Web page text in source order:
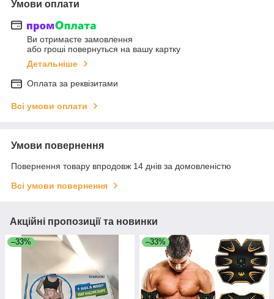
Умови оплати
Ви отримаєте замовлення
або гроші повернуться на вашу картку
Детальніше
Оплата за реквізитами
Всі умови оплати
Умови повернення
Повернення товару впродовж 14 днів за домовленістю
Всі умови повернення
Акційні пропозиції та новинки
–33% –33%